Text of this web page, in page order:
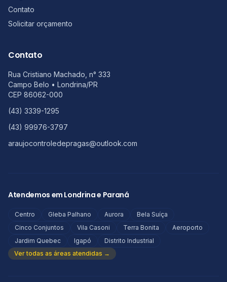
Contato
Solicitar orçamento
Contato
Rua Cristiano Machado, n° 333
Campo Belo • Londrina/PR
CEP 86062-000
(43) 3339-1295
(43) 99976-3797
araujocontroledepragas@outlook.com
Atendemos em Londrina e Paraná
Centro Gleba Palhano Aurora
Bela Suíça
Cinco Conjuntos
Vila Casoni Terra Bonita
Aeroporto
Jardim Quebec
Igapó
Distrito Industrial
Ver todas as áreas atendidas →